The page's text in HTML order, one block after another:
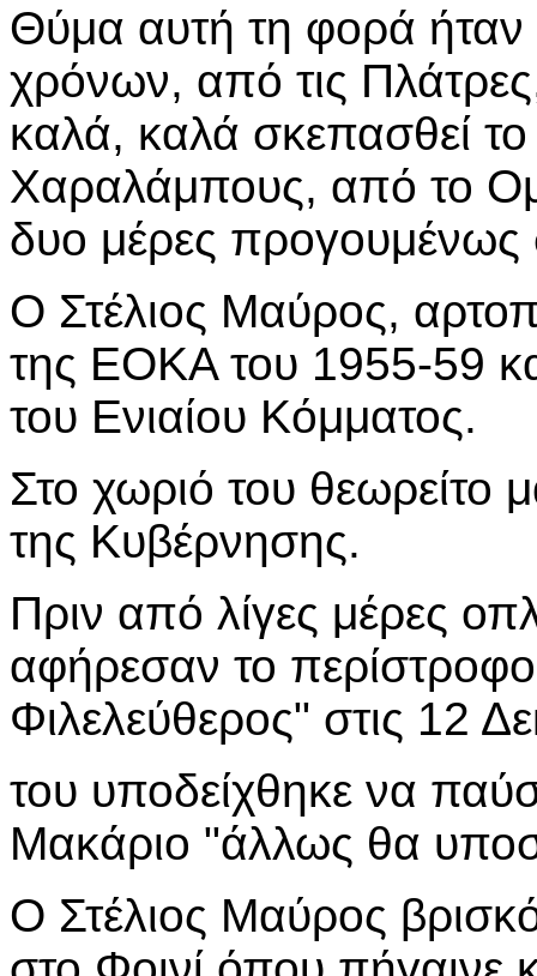
Θύμα αυτή τη φορά
χρόνων, από τις
καλά, καλά σκεπασθεί
Χαραλάμπους, από το
δυο μέρες προγουμένως
Ο Στέλιος Μαύρος,
της ΕΟΚΑ του 1955-59
του Ενιαίου Κόμματος.
Στο χωριό του θεωρείτο
της Κυβέρνησης.
Πριν από λίγες μέρες
αφήρεσαν το
Φιλελεύθερος" στις 12
του υποδείχθηκε να
Μακάριο "άλλως θα
Ο Στέλιος Μαύρος